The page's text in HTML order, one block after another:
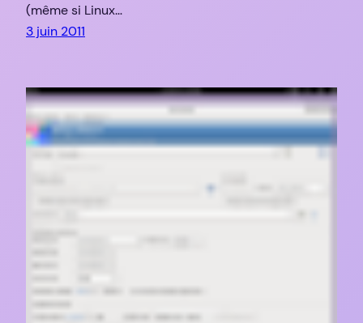
(même si Linux…
3 juin 2011